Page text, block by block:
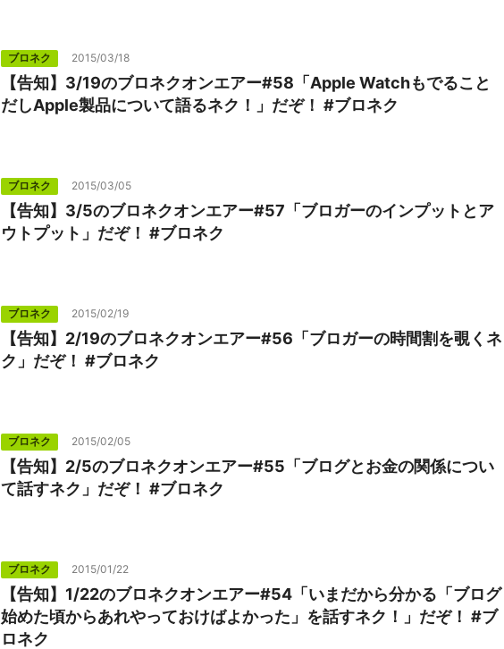
ブロネク 2015/03/18
【告知】3/19のブロネクオンエアー#58「Apple Watchもでること
だしApple製品について語るネク！」だぞ！ #ブロネク
ブロネク 2015/03/05
【告知】3/5のブロネクオンエアー#57「ブロガーのインプットとア
ウトプット」だぞ！ #ブロネク
ブロネク 2015/02/19
【告知】2/19のブロネクオンエアー#56「ブロガーの時間割を覗くネ
ク」だぞ！ #ブロネク
ブロネク 2015/02/05
【告知】2/5のブロネクオンエアー#55「ブログとお金の関係につい
て話すネク」だぞ！ #ブロネク
ブロネク 2015/01/22
【告知】1/22のブロネクオンエアー#54「いまだから分かる「ブログ
始めた頃からあれやっておけばよかった」を話すネク！」だぞ！ #ブ
ロネク